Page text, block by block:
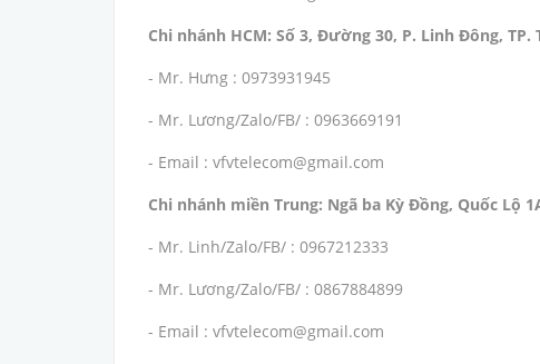
Chi nhánh HCM: Số 3, Đường 30, P. Linh Đông, TP.
- Mr. Hưng : 0973931945
- Mr. Lương/Zalo/FB/ : 0963669191
- Email : vfvtelecom@gmail.com
Chi nhánh miền Trung: Ngã ba Kỳ Đồng, Quốc Lộ
- Mr. Linh/Zalo/FB/ : 0967212333
- Mr. Lương/Zalo/FB/ : 0867884899
- Email : vfvtelecom@gmail.com